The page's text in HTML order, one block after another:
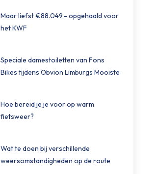
Maar liefst €88.049,- opgehaald voor
het KWF
Speciale damestoiletten van Fons
Bikes tijdens Obvion Limburgs Mooiste
Hoe bereid je je voor op warm
fietsweer?
Wat te doen bij verschillende
weersomstandigheden op de route